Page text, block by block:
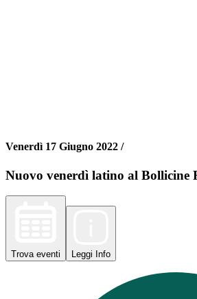
Venerdì 17 Giugno 2022 /
Nuovo venerdì latino al Bollicine
Trova eventi Leggi Info